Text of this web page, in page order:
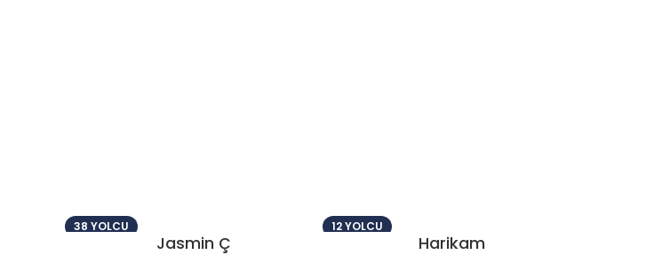
38 YOLCU
Jasmin Ç
12 YOLCU
Harikam